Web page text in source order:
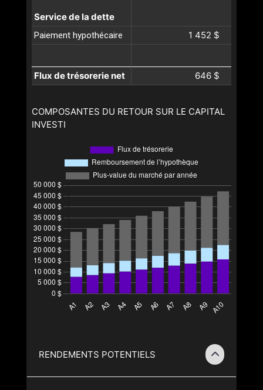
Service de la dette
Paiement hypothécaire 1 452 $
Flux de trésorerie net 646 $
COMPOSANTES DU RETOUR SUR LE CAPITAL
INVESTI
RENDEMENTS POTENTIELS